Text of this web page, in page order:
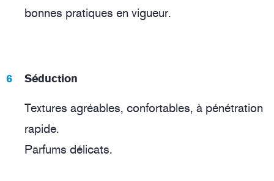
bonnes pratiques en vigueur.
Séduction
Textures agréables, confortables, à pénétration
rapide.
Parfums délicats.